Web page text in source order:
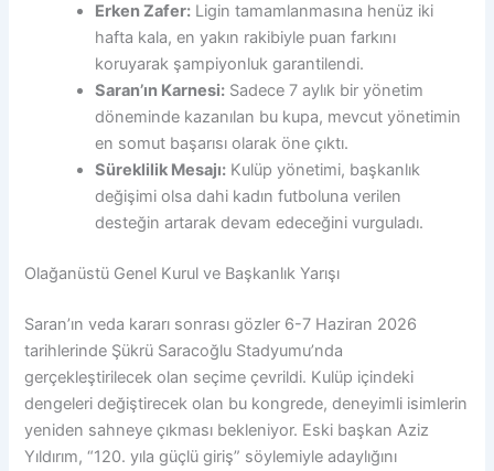
Erken Zafer: Ligin tamamlanmasına henüz iki
hafta kala, en yakın rakibiyle puan farkını
koruyarak şampiyonluk garantilendi.
Saran’ın Karnesi: Sadece 7 aylık bir yönetim
döneminde kazanılan bu kupa, mevcut yönetimin
en somut başarısı olarak öne çıktı.
Süreklilik Mesajı: Kulüp yönetimi, başkanlık
değişimi olsa dahi kadın futboluna verilen
desteğin artarak devam edeceğini vurguladı.
Olağanüstü Genel Kurul ve Başkanlık Yarışı
Saran’ın veda kararı sonrası gözler 6-7 Haziran 2026
tarihlerinde Şükrü Saracoğlu Stadyumu’nda
gerçekleştirilecek olan seçime çevrildi. Kulüp içindeki
dengeleri değiştirecek olan bu kongrede, deneyimli isimlerin
yeniden sahneye çıkması bekleniyor. Eski başkan Aziz
Yıldırım, “120. yıla güçlü giriş” söylemiyle adaylığını